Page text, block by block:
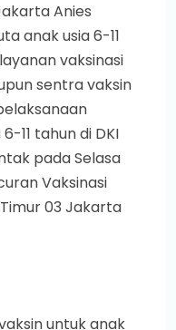
Anies
anak usia 6-11
vaksinasi
sentra vaksin
11 tahun di DKI
pada Selasa
Vaksinasi
03 Jakarta
untuk anak